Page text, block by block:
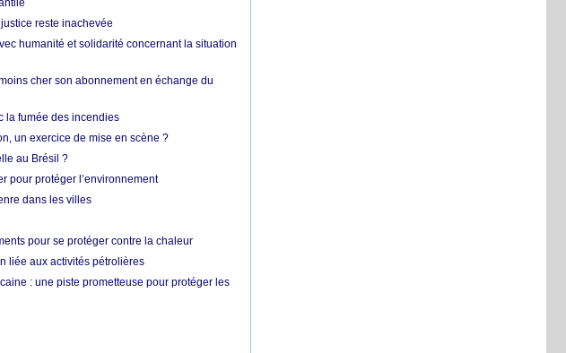
reste inachevée
humanité et solidarité concernant la situation
cher son abonnement en échange du
la fumée des incendies
un exercice de mise en scène ?
au Brésil ?
pour protéger l’environnement
dans les villes
pour se protéger contre la chaleur
liée aux activités pétrolières
: une piste prometteuse pour protéger les